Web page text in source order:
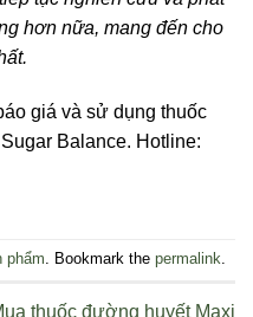
hơn nữa, mang đến cho
giá và sử dụng thuốc
Balance. Hotline:
phẩm. Bookmark the permalink.
thuốc đường huyết Maxi